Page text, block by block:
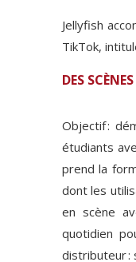
Jellyfish
TikTok,
DES
Objectif :
étudiants
prend la
dont les
en scène
quotidien
distributeur :